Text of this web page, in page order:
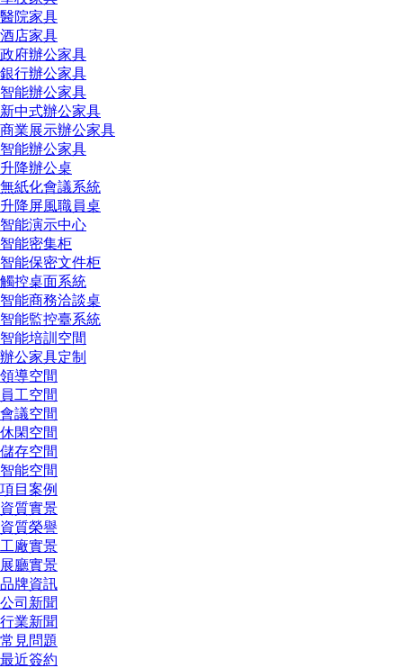
醫院家具
酒店家具
政府辦公家具
銀行辦公家具
智能辦公家具
新中式辦公家具
商業展示辦公家具
智能辦公家具
升降辦公桌
無紙化會議系統
升降屏風職員桌
智能演示中心
智能密集柜
智能保密文件柜
觸控桌面系統
智能商務洽談桌
智能監控臺系統
智能培訓空間
辦公家具定制
領導空間
員工空間
會議空間
休閑空間
儲存空間
智能空間
項目案例
資質實景
資質榮譽
工廠實景
展廳實景
品牌資訊
公司新聞
行業新聞
常見問題
最近簽約